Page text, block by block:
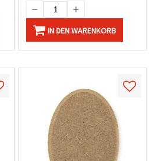
IN DEN WARENKORB